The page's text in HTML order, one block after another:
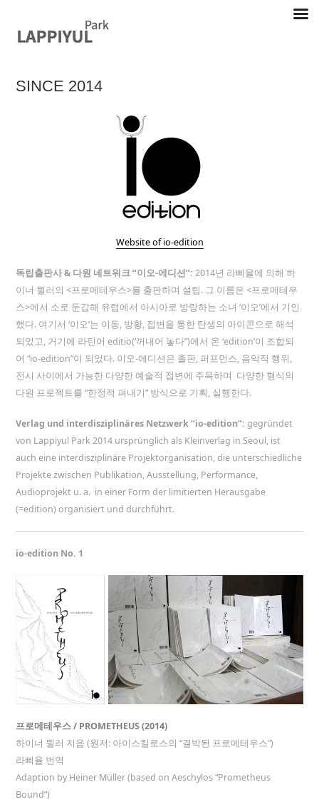
Lappiyul Park, 라삐율, selected works
SINCE 2014
Website of io-edition
독립출판사 & 다원 네트워크 “이오-에디션”: 2014년 라삐율에 의해 하
이너 뮐러의 <프로메테우스>를 출판하며 설립. 그 이름은 <프로메테우
스>에서 소로 둔갑해 유럽에서 아시아로 방랑하는 소녀 ‘이오’에서 기인
했다. 여기서 ‘이오’는 이동, 방황, 접변을 통한 탄생의 아이콘으로 해석
되었고, 거기에 라틴어 editio(‘꺼내어 놓다”)에서 온 ‘edition’이 조합되
어 “io-edition”이 되었다. 이오-에디션은 출판, 퍼포먼스, 음악적 행위,
전시 사이에서 가능한 다양한 예술적 접변에 주목하며 다양한 형식의
다원 프로젝트를 “한정적 펴내기” 방식으로 기획, 실행한다.
Verlag und interdisziplinäres Netzwerk “io-edition”:gegründet
von Lappiyul Park 2014 ursprünglich als Kleinverlag in Seoul, ist
auch eine interdisziplinäre Projektorganisation, die unterschiedliche
Projekte zwischen Publikation, Ausstellung, Performance,
Audioprojekt u. a. in einer Form der limitierten Herausgabe
(=edition) organisiert und durchführt.
io-edition No. 1
프로메테우스 / PROMETHEUS (2014)
하이너 뮐러 지음 (원저: 아이스킬로스의 “결박된 프로메테우스”)
라삐율 번역
Adaption by Heiner Müller (based on Aeschylos “Prometheus
Bound”)